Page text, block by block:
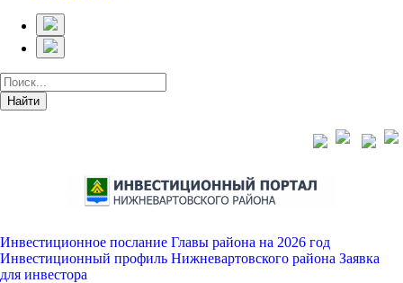
Инвестиционное послание Главы района на 2026 год
Инвестиционный профиль Нижневартовского района Заявка
для инвестора